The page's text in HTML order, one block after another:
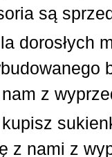
są
dorosłych
z
z nami z